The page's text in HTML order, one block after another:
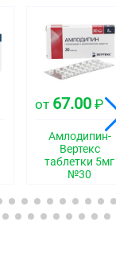
от 67.00 ₽
Амлодипин-
Вертекс
таблетки 5мг
№30